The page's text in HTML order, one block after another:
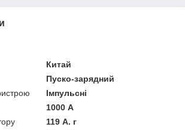
Китай
Пуско-зарядний
Імпульсні
1000 А
119 А. г